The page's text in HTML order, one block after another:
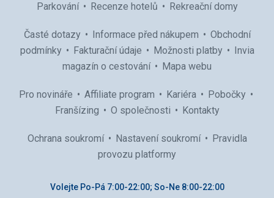
Parkování
Recenze hotelů Rekreační domy
Časté dotazy Informace před nákupem
Obchodní
podmínky
Fakturační údaje Možnosti platby
Invia
magazín o cestování
Mapa webu
Pro novináře Affiliate program Kariéra
Pobočky
Franšízing
O společnosti Kontakty
Ochrana soukromí Nastavení soukromí
Pravidla
provozu platformy
Volejte Po-Pá 7:00-22:00; So-Ne 8:00-22:00